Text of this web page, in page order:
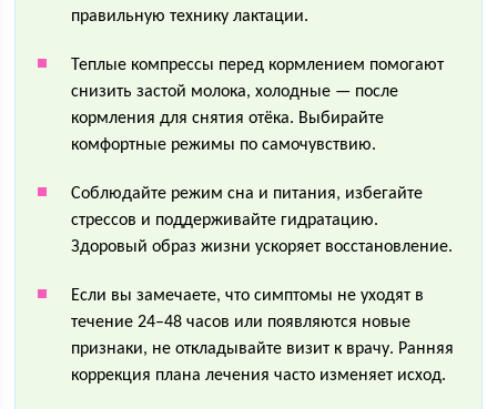
правильную технику лактации.
Теплые компрессы перед кормлением помогают
снизить застой молока, холодные — после
кормления для снятия отёка. Выбирайте
комфортные режимы по самочувствию.
Соблюдайте режим сна и питания, избегайте
стрессов и поддерживайте гидратацию.
Здоровый образ жизни ускоряет восстановление.
Если вы замечаете, что симптомы не уходят в
течение 24–48 часов или появляются новые
признаки, не откладывайте визит к врачу. Ранняя
коррекция плана лечения часто изменяет исход.